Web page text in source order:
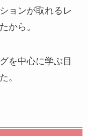
ョンが取れるレ
から。
を中心に学ぶ目
。